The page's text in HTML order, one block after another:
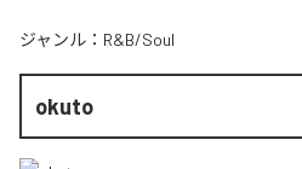
ジャンル： R&B/Soul
okuto